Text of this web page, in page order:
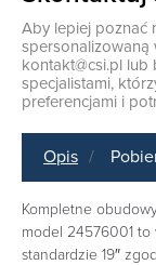
Aby lepiej poznać
spersonalizowaną
kontakt@csi.pl lub
specjalistami,
preferencjami i
Opis
Kompletne
model 24576001 to
standardzie 19″